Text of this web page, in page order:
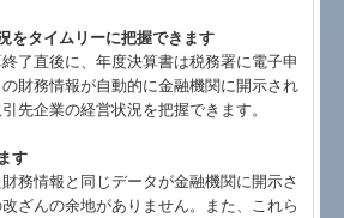
資情報
をタイムリーに把握できます
了直後に、年度決算書は税務署に電子申
財務情報が自動的に金融機関に開示され
先企業の経営状況を把握できます。
す
務情報と同じデータが金融機関に開示さ
ざんの余地がありません。また、これら